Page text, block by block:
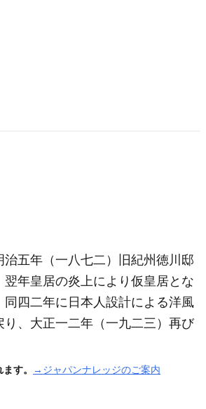
治五年 （一八七二）
旧紀州徳川邸
年皇居の炎上により仮皇居とな
四二年に日本人設計による洋風
り、大正一二年 （一九二三） 再び
す。 →ジャパンナレッジのご案内